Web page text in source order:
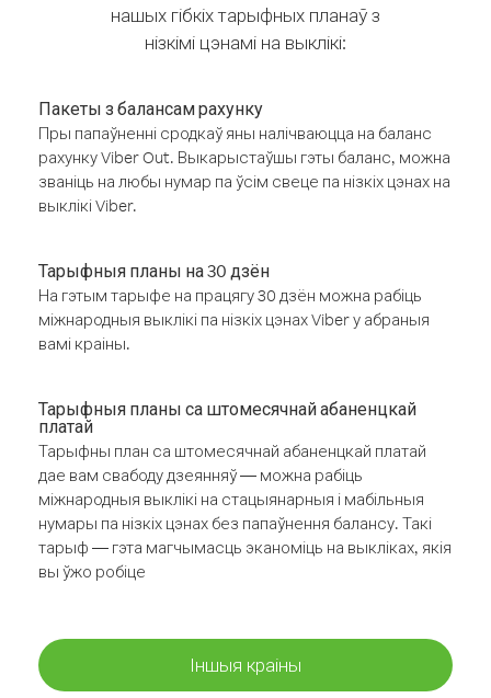
нашых гібкіх тарыфных планаў з
нізкімі цэнамі на выклікі:
Пакеты з балансам рахунку
Пры папаўненні сродкаў яны налічваюцца на баланс
рахунку Viber Out. Выкарыстаўшы гэты баланс, можна
званіць на любы нумар па ўсім свеце па нізкіх цэнах на
выклікі Viber.
Тарыфныя планы на 30 дзён
На гэтым тарыфе на працягу 30 дзён можна рабіць
міжнародныя выклікі па нізкіх цэнах Viber у абраныя
вамі краіны.
Тарыфныя планы са штомесячнай абаненцкай
платай
Тарыфны план са штомесячнай абаненцкай платай
дае вам свабоду дзеянняў — можна рабіць
міжнародныя выклікі на стацыянарныя і мабільныя
нумары па нізкіх цэнах без папаўнення балансу. Такі
тарыф — гэта магчымасць эканоміць на выкліках, якія
вы ўжо робіце
Іншыя краіны